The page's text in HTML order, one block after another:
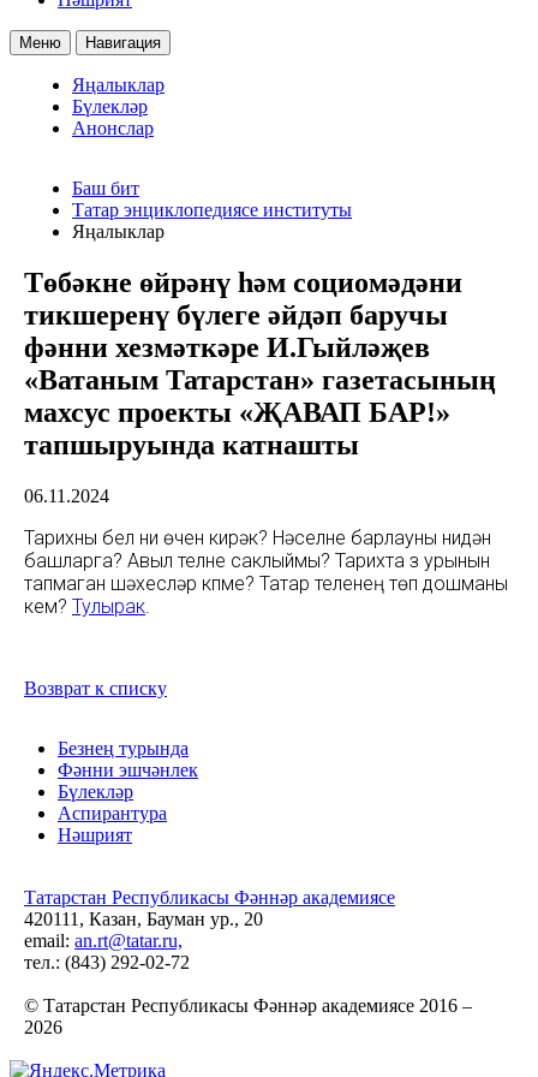
Меню Навигация
Яңалыклар
Бүлекләр
Анонслар
Баш бит
Татар энциклопедиясе институты
Яңалыклар
Төбәкне өйрәнү һәм социомәдәни
тикшеренү бүлеге әйдәп баручы
фәнни хезмәткәре И.Гыйләҗев
«Ватаным Татарстан» газетасының
махсус проекты «ҖАВАП БАР!»
тапшыруында катнашты
06.11.2024
Тарихны белү ни өчен кирәк? Нәселне барлауны нидән
башларга? Авыл телне саклыймы? Тарихта үз урынын
тапмаган шәхесләр күпме? Татар теленең төп дошманы
кем? Тулырак
Возврат к списку
Безнең турында
Фәнни эшчәнлек
Бүлекләр
Аспирантура
Нәшрият
Татарстан Республикасы Фәннәр академиясе
420111, Казан, Бауман ур., 20
email: an.rt@tatar.ru,
тел.: (843) 292-02-72
© Татарстан Республикасы Фәннәр академиясе 2016 –
2026